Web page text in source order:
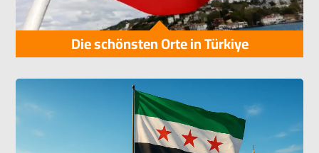
Die schönsten Orte in Türkiye